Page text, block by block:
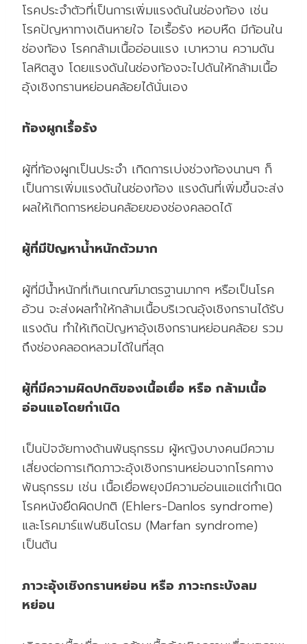
โรคประจำตัวที่เป็นการเพิ่มแรงดันในช่องท้อง เช่น
โรคปัญหาทางเดินหายใจ ไอเรื้อรัง หอบหืด มีก้อนใน
ช่องท้อง โรคกล้ามเนื้ออ่อนแรง เบาหวาน ความดัน
โลหิตสูง โดยแรงดันในช่องท้องจะไปดันให้กล้ามเนื้อ
อุ้งเชิงกรานหย่อนคล้อยได้นั่นเอง
ท้องผูกเรื้อรัง
ผู้ที่ท้องผูกเป็นประจำ เกิดการเบ่งช่วงท้องนานๆ ก็
เป็นการเพิ่มแรงดันในช่องท้อง แรงดันที่เพิ่มขึ้นจะส่ง
ผลให้เกิดการหย่อนคล้อยของช่องคลอดได้
ผู้ที่มีปัญหาน้ำหนักตัวมาก
ผู้ที่มีน้ำหนักที่เกินเกณฑ์มาตรฐานมากๆ หรือเป็นโรค
อ้วน จะส่งผลทำให้กล้ามเนื้อบริเวณอุ้งเชิงกรานได้รับ
แรงดัน ทำให้เกิดปัญหาอุ้งเชิงกรานหย่อนคล้อย รวม
ถึงช่องคลอดหลวมได้ในที่สุด
ผู้ที่มีความผิดปกติของเนื้อเยื่อ หรือ กล้ามเนื้อ
อ่อนแอโดยกำเนิด
เป็นปัจจัยทางด้านพันธุกรรม ผู้หญิงบางคนมีความ
เสี่ยงต่อการเกิดภาวะอุ้งเชิงกรานหย่อนจากโรคทาง
พันธุกรรม เช่น เนื้อเยื่อพยุงมีความอ่อนแอแต่กำเนิด
โรคหนังยืดผิดปกติ (Ehlers-Danlos syndrome)
และโรคมาร์แฟนซินโดรม (Marfan syndrome)
เป็นต้น
ภาวะอุ้งเชิงกรานหย่อน หรือ ภาวะกระบังลม
หย่อน